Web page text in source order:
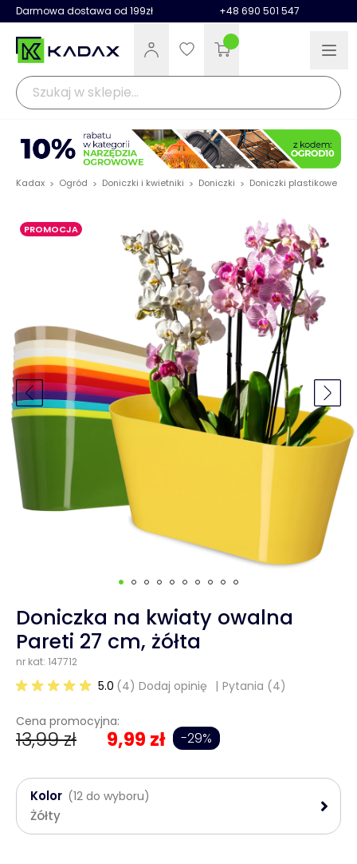
Darmowa dostawa od 199zł +48 690 501 547
Kadax > Ogród > Doniczki i kwietniki > Doniczki > Doniczki plastikowe
PROMOCJA
Doniczka na kwiaty owalna
Pareti 27 cm, żółta
nr kat: 147712
5.0 (4) Dodaj opinię Pytania (4)
Cena promocyjna:
13,99 zł 9,99 zł -29%
Kolor (12 do wyboru)
Żółty